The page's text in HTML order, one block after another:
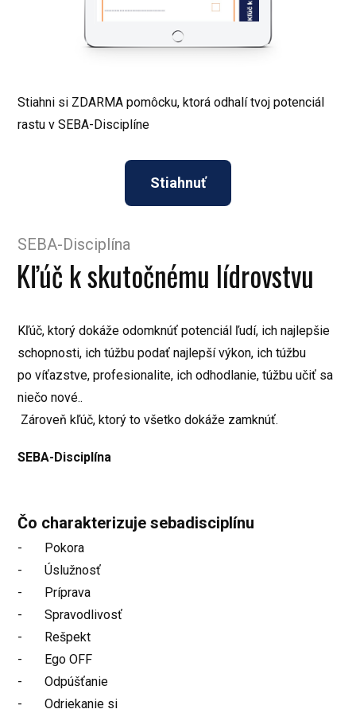
Stiahni si ZDARMA pomôcku, ktorá odhalí tvoj potenciál
rastu v SEBA-Disciplíne
Stiahnuť
SEBA-Disciplína
Kľúč k skutočnému lídrovstvu
Kľúč, ktorý dokáže odomknúť potenciál ľudí, ich najlepšie
schopnosti, ich túžbu podať najlepší výkon, ich túžbu
po víťazstve, profesionalite, ich odhodlanie, túžbu učiť sa
niečo nové..
Zároveň kľúč, ktorý to všetko dokáže zamknúť.
SEBA-Disciplína
Čo charakterizuje sebadisciplínu
- Pokora
- Úslužnosť
- Príprava
- Spravodlivosť
- Rešpekt
- Ego OFF
- Odpúšťanie
- Odriekanie si